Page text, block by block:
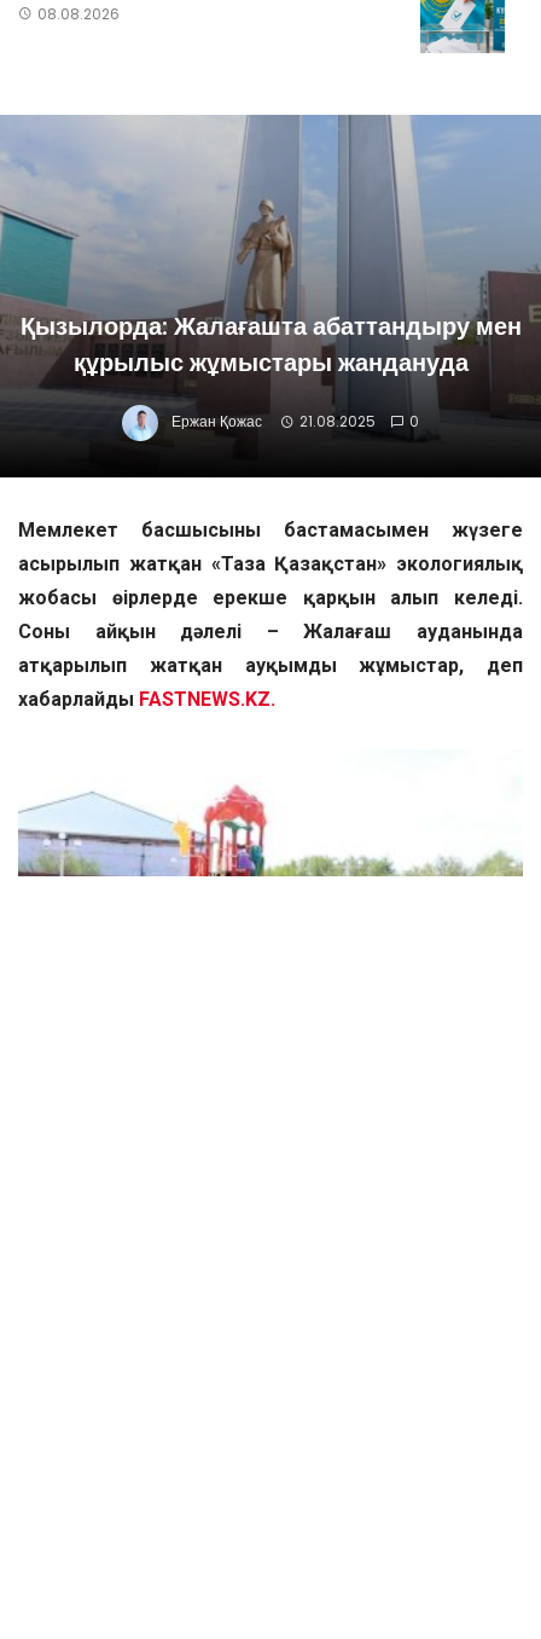
08.08.2026
Қызылорда: Жалағашта абаттандыру мен
құрылыс жұмыстары жандануда
Ержан Қожас 21.08.2025 0
Мемлекет басшысының бастамасымен жүзеге
асырылып жатқан «Таза Қазақстан» экологиялық
жобасы өңірлерде ерекше қарқын алып келеді.
Соның айқын дәлелі – Жалағаш ауданында
атқарылып жатқан ауқымды жұмыстар, деп
хабарлайды FASTNEWS.KZ.